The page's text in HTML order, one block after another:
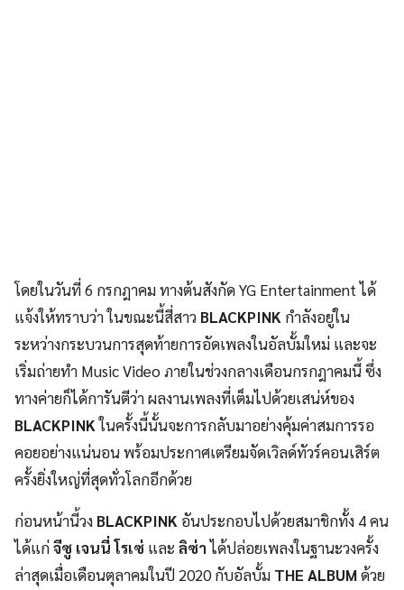
โดยในวันที่ 6 กรกฎาคม ทางต้นสังกัด YG Entertainment ได้
แจ้งให้ทราบว่า ในขณะนี้สี่สาว BLACKPINK กำลังอยู่ใน
ระหว่างกระบวนการสุดท้ายการอัดเพลงในอัลบั้มใหม่ และจะ
เริ่มถ่ายทำ Music Video ภายในช่วงกลางเดือนกรกฎาคมนี้ ซึ่ง
ทางค่ายก็ได้การันตีว่า ผลงานเพลงที่เต็มไปด้วยเสน่ห์ของ
BLACKPINKในครั้งนี้นั้นจะการกลับมาอย่างคุ้มค่าสมการรอ
คอยอย่างแน่นอน พร้อมประกาศเตรียมจัดเวิลด์ทัวร์คอนเสิร์ต
ครั้งยิ่งใหญ่ที่สุดทั่วโลกอีกด้วย
ก่อนหน้านี้วง BLACKPINK อันประกอบไปด้วยสมาชิกทั้ง 4 คน
ได้แก่จีซู เจนนี่ โรเซ่ และ ลิซ่าได้ปล่อยเพลงในฐานะวงครั้ง
ล่าสุดเมื่อเดือนตุลาคมในปี 2020 กับอัลบั้ม THE ALBUMด้วย